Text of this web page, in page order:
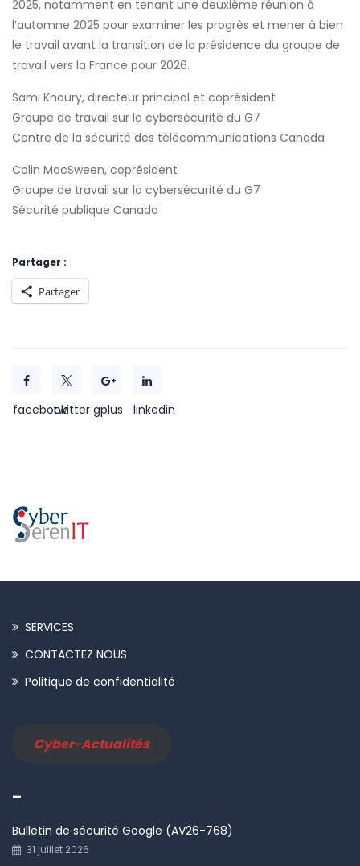
2025, notamment en tenant une deuxième réunion à
l’automne 2025 pour examiner les progrès et mener à bien
le travail avant la transition de la présidence du groupe de
travail vers la France pour 2026.
Sami Khoury, directeur principal et coprésident
Groupe de travail sur la cybersécurité du G7
Centre de la sécurité des télécommunications Canada
Colin MacSween, coprésident
Groupe de travail sur la cybersécurité du G7
Sécurité publique Canada
Partager :
Partager
facebooktwitter gplus linkedin
SERVICES
CONTACTEZ NOUS
Politique de confidentialité
Cyber-Actualités
–
Bulletin de sécurité Google (AV26-768)
31 juillet 2026